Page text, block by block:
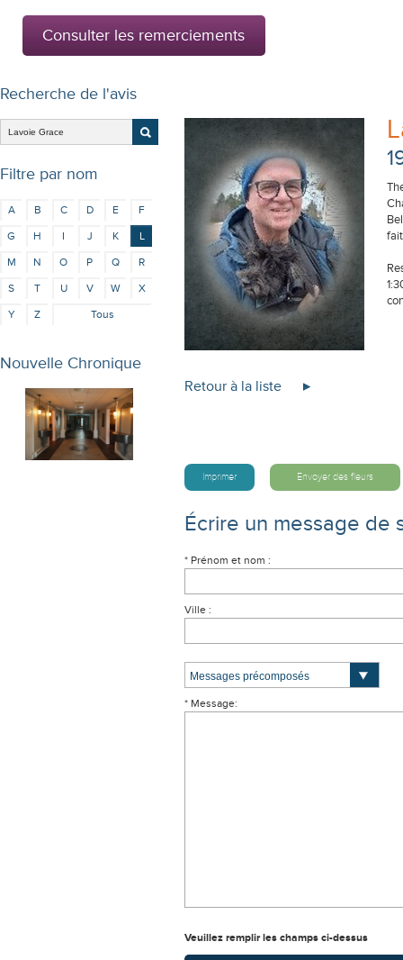
Consulter les remerciements
Recherche de l'avis
Filtre par nom
A B C D E
F
G
H I J K
L
M
N O P Q
R
S
T U V W
X
Y
Z Tous
Retour à la liste
Imprimer Envoyer des fleurs
Écrire un message de
* Prénom et nom :
Ville :
* Message:
Veuillez remplir les champs ci-dessus
Nouvelle Chronique